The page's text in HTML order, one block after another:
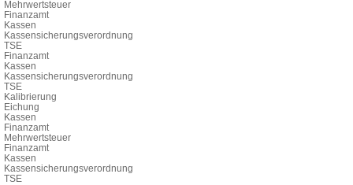
Mehrwertsteuer
Finanzamt
Kassen
Kassensicherungsverordnung
TSE
Finanzamt
Kassen
Kassensicherungsverordnung
TSE
Kalibrierung
Eichung
Kassen
Finanzamt
Mehrwertsteuer
Finanzamt
Kassen
Kassensicherungsverordnung
TSE